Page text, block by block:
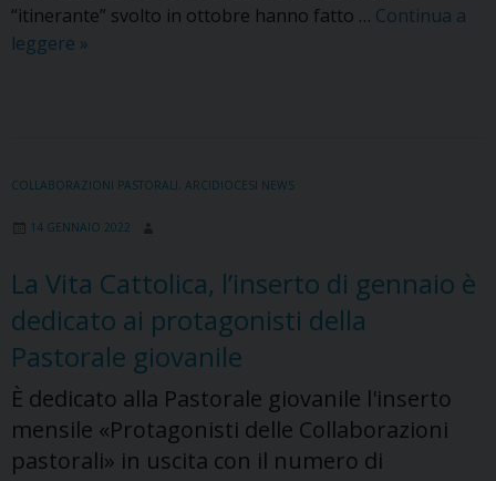
“itinerante” svolto in ottobre hanno fatto … Continua a
leggere Riprende
diocesano
Collaborazioni
»
COLLABORAZIONI PASTORALI ARCIDIOCESI NEWS
14 GENNAIO 2022
La Vita Cattolica, l’inserto di gennaio è
dedicato ai protagonisti della
Pastorale giovanile
È dedicato alla Pastorale giovanile l'inserto
mensile «Protagonisti delle Collaborazioni
pastorali» in uscita con il numero di